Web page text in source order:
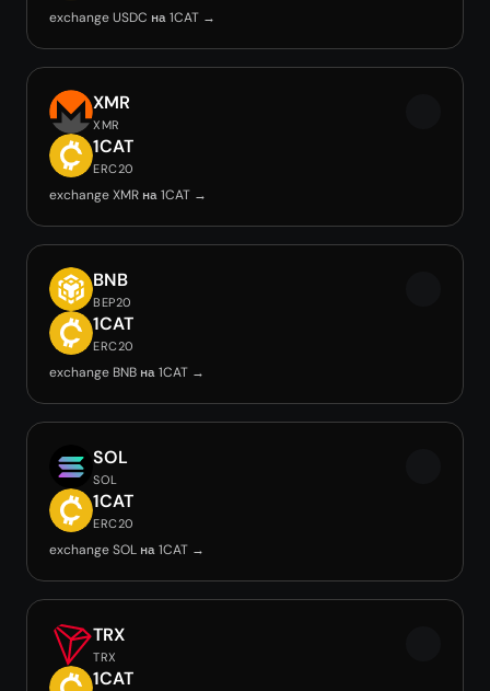
exchange USDC на 1CAT →
XMR
XMR
1CAT
ERC20
exchange XMR на 1CAT →
BNB
BEP20
1CAT
ERC20
exchange BNB на 1CAT →
SOL
SOL
1CAT
ERC20
exchange SOL на 1CAT →
TRX
TRX
1CAT